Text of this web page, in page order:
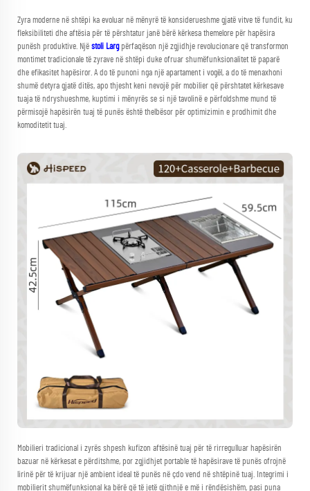
Zyra moderne në shtëpi ka evoluar në mënyrë të konsiderueshme gjatë vitve të fundit, ku
fleksibiliteti dhe aftësia për të përshtatur janë bërë kërkesa themelore për hapësira
punësh produktive. Një stoli Larg përfaqëson një zgjidhje revolucionare që transformon
montimet tradicionale të zyrave në shtëpi duke ofruar shumëfunksionalitet të paparë
dhe efikasitet hapësiror. A do të punoni nga një apartament i vogël, a do të menaxhoni
shumë detyra gjatë ditës, apo thjesht keni nevojë për mobilier që përshtatet kërkesave
tuaja të ndryshueshme, kuptimi i mënyrës se si një tavolinë e përfoldshme mund të
përmisojë hapësirën tuaj të punës është thelbësor për optimizimin e prodhimit dhe
komoditetit tuaj.
Mobilieri tradicional i zyrës shpesh kufizon aftësinë tuaj për të rirregulluar hapësirën
bazuar në kërkesat e përditshme, por zgjidhjet portable të hapësirave të punës ofrojnë
lirinë për të krijuar një ambient ideal të punës në çdo vend në shtëpinë tuaj. Integrimi i
mobilierit shumëfunksional ka bërë që të jetë gjithnjë e më i rëndësishëm, pasi puna